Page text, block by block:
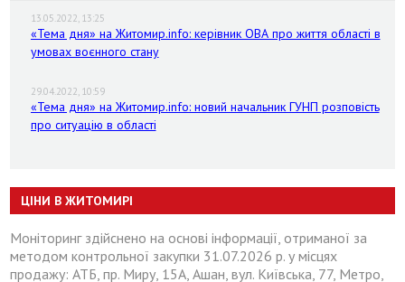
13.05.2022, 13:25
«Тема дня» на Житомир.info: керівник ОВА про життя області в
умовах воєнного стану
29.04.2022, 10:59
«Тема дня» на Житомир.info: новий начальник ГУНП розповість
про ситуацію в області
ЦІНИ В ЖИТОМИРІ
Моніторинг здійснено на основі інформації, отриманої за
методом контрольної закупки 31.07.2026 р. у місцях
продажу: АТБ, пр. Миру, 15А, Ашан, вул. Київська, 77, Метро,